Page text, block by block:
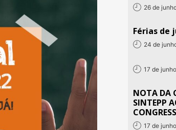
26 de
Férias de
24 de
17 de
NOTA DA
SINTEPP
17 de